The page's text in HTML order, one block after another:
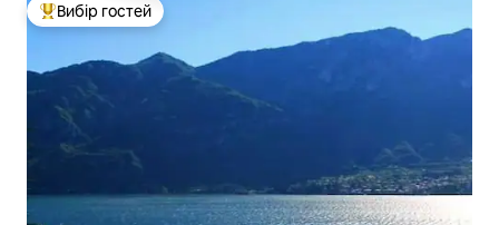
Топ вибір гостей
Вибір гостей